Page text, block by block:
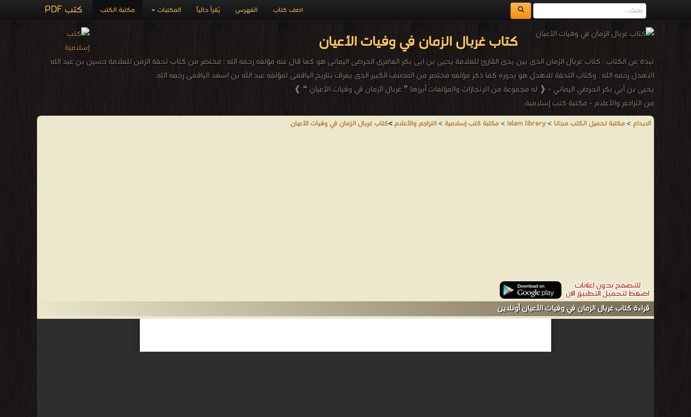
كتب PDF مكتبة الكتب المكتبات يُقرأ حالياً الفهرس اضف كتاب
كتاب غربال الزمان في وفيات الأعيان
نبذة عن الكتاب : كتاب غربال الزمان الذى بين يدى القارئ للعلامة يحيى بن ابى بكر العامرى الحرضى اليمانى هو كما قال عنه مؤلفه رحمه الله : مختصر من كتاب تحفة الزمن للعلامة حسين بن عبد الله
الاهدل رحمه الله . وكتاب التحفة للاهدل هو بدوره كما ذكر مؤلفه مختصر من المصنف الكبير الذى يعرف بتاريخ اليافعى لمؤلفه عبد الله بن اسعد اليافعى رحمه الله.
يحيى بن أبي بكر الحرضي اليماني - ❰ له مجموعة من الإنجازات والمؤلفات أبرزها ❞ غربال الزمان في وفيات الأعيان ❝ ❱
من التراجم والأعلام - مكتبة كتب إسلامية.
الابداع>مكتبة تحميل الكتب مجانا >
islam library
>مكتبة كتب إسلامية>التراجم والأعلام>كتاب غربال الزمان في وفيات الأعيان
قراءة كتاب غربال الزمان في وفيات الأعيان أونلاين